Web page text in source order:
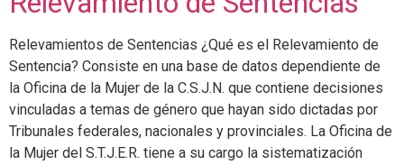
Relevamientos de Sentencias ¿Qué es el Relevamiento de
Sentencia? Consiste en una base de datos dependiente de
la Oficina de la Mujer de la C.S.J.N. que contiene decisiones
vinculadas a temas de género que hayan sido dictadas por
Tribunales federales, nacionales y provinciales. La Oficina de
la Mujer del S.T.J.E.R. tiene a su cargo la sistematización